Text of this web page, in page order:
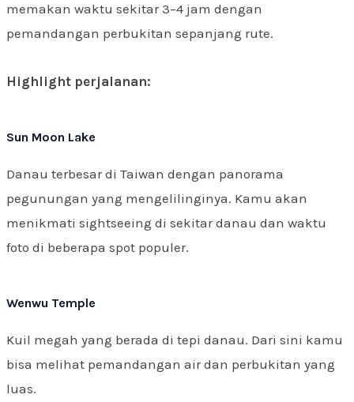
memakan waktu sekitar 3–4 jam dengan
pemandangan perbukitan sepanjang rute.
Highlight perjalanan:
Sun Moon Lake
Danau terbesar di Taiwan dengan panorama
pegunungan yang mengelilinginya. Kamu akan
menikmati sightseeing di sekitar danau dan waktu
foto di beberapa spot populer.
Wenwu Temple
Kuil megah yang berada di tepi danau. Dari sini kamu
bisa melihat pemandangan air dan perbukitan yang
luas.